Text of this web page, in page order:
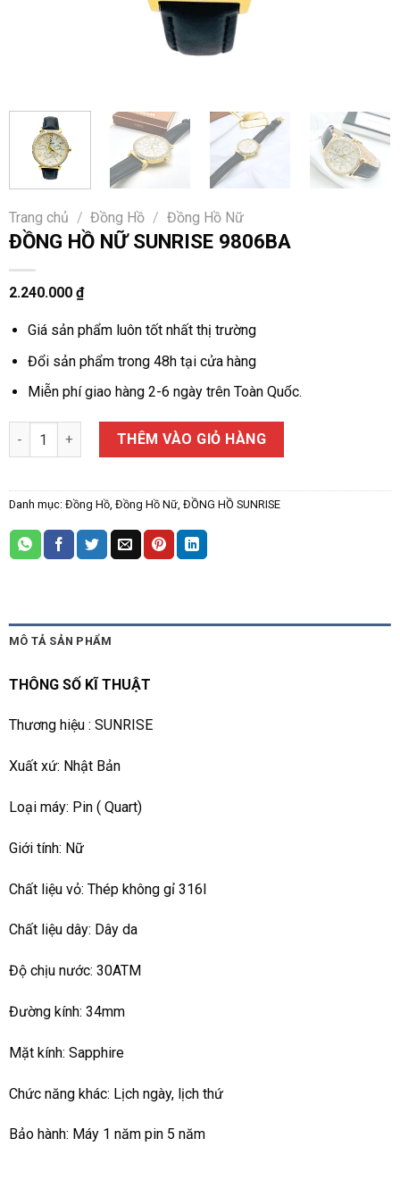
Trang chủ / Đồng Hồ / Đồng Hồ Nữ
ĐỒNG HỒ NỮ SUNRISE 9806BA
2.240.000 ₫
Giá sản phẩm luôn tốt nhất thị trường
Đổi sản phẩm trong 48h tại cửa hàng
Miễn phí giao hàng 2-6 ngày trên Toàn Quốc.
ĐỒNG HỒ NỮ SUNRISE 9806BA số lượng
THÊM VÀO GIỎ HÀNG
Danh mục: Đồng Hồ, Đồng Hồ Nữ, ĐỒNG HỒ SUNRISE
MÔ TẢ SẢN PHẨM
THÔNG SỐ KĨ THUẬT
Thương hiệu : SUNRISE
Xuất xứ: Nhật Bản
Loại máy: Pin ( Quart)
Giới tính: Nữ
Chất liệu vỏ: Thép không gỉ 316l
Chất liệu dây: Dây da
Độ chịu nước: 30ATM
Đường kính: 34mm
Mặt kính: Sapphire
Chức năng khác: Lịch ngày, lịch thứ
Bảo hành: Máy 1 năm pin 5 năm